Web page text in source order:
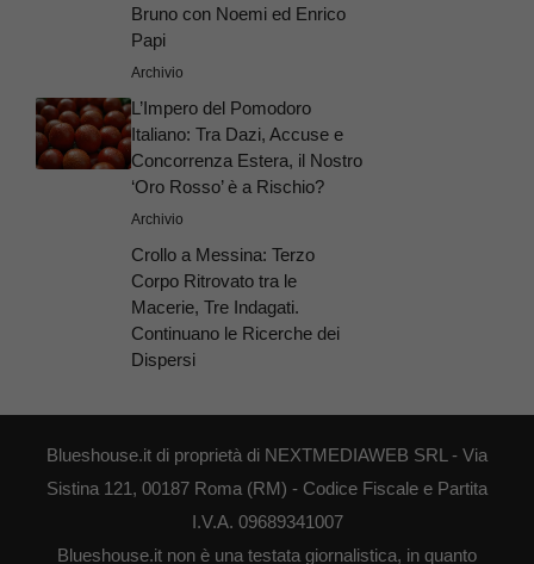
Bruno con Noemi ed Enrico
Papi
Archivio
L’Impero del Pomodoro
Italiano: Tra Dazi, Accuse e
Concorrenza Estera, il Nostro
‘Oro Rosso’ è a Rischio?
Archivio
Crollo a Messina: Terzo
Corpo Ritrovato tra le
Macerie, Tre Indagati.
Continuano le Ricerche dei
Dispersi
Blueshouse.it di proprietà di NEXTMEDIAWEB SRL - Via
Sistina 121, 00187 Roma (RM) - Codice Fiscale e Partita
I.V.A. 09689341007
Blueshouse.it non è una testata giornalistica, in quanto